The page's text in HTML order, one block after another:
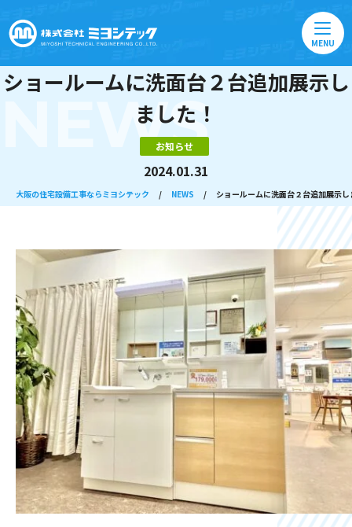
MENU
ショールームに洗面台２台追加展示し
ました！
お知らせ
2024.01.31
NEWS
大阪の住宅設備工事ならミヨシテック / NEWS / ショールームに洗面台２台追加展示